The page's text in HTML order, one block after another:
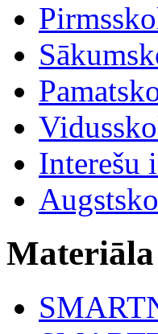
Interešu
Materiāla